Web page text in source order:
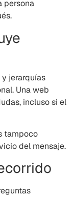
persona
jerarquías
Una web
incluso si el
tampoco
del mensaje.